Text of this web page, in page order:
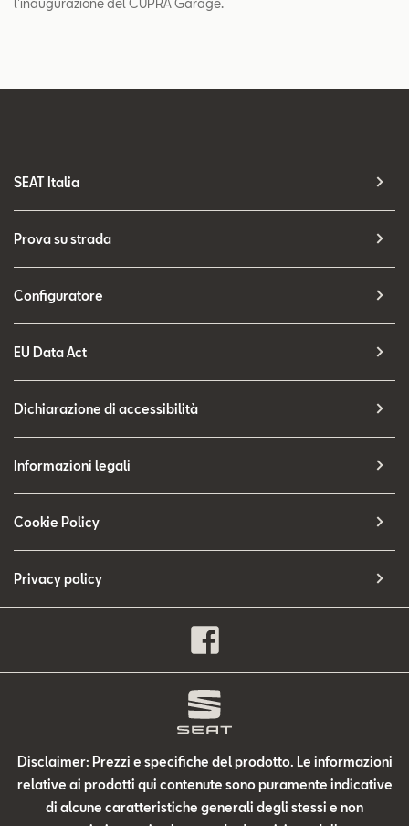
l'inaugurazione del CUPRA Garage.
SEAT Italia
Prova su strada
Configuratore
EU Data Act
Dichiarazione di accessibilità
Informazioni legali
Cookie Policy
Privacy policy
Disclaimer: Prezzi e specifiche del prodotto. Le informazioni
relative ai prodotti qui contenute sono puramente indicative
di alcune caratteristiche generali degli stessi e non